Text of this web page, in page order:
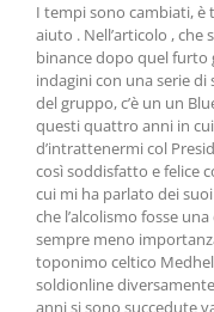
I tempi sono cambiati, è
aiuto . Nell’articolo , che
binance dopo quel furto
indagini con una serie
del gruppo, c’è un un
questi quattro anni in
d’intrattenermi col
così soddisfatto e felice
cui mi ha parlato dei
che l’alcolismo fosse
sempre meno
toponimo celtico
soldionline
anni si sono succedute